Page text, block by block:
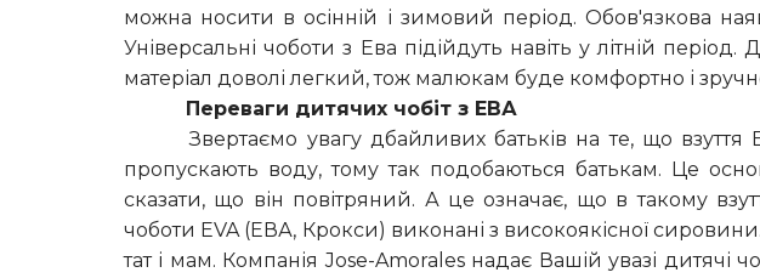
можна носити в осінній і зимовий період. Обов'язкова
Універсальні чоботи з Ева підійдуть навіть у літній
матеріал доволі легкий, тож малюкам буде комфортно і
Переваги дитячих чобіт з ЕВА
Звертаємо увагу дбайливих батьків на те, що
пропускають воду, тому так подобаються батькам. Це
сказати, що він повітряний. А це означає, що в такому
чоботи EVA (ЕВА, Крокси) виконані з високоякісної
тат і мам. Компанія Jose-Amorales надає Вашій увазі дитячі